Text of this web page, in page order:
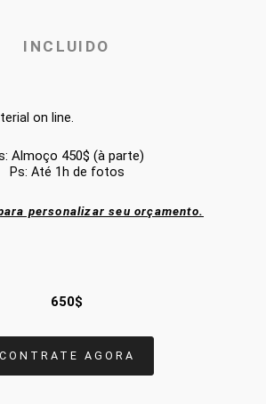
INCLUIDO
on line.
Almoço 450$ (à parte)
Ps: Até 1h de fotos
personalizar seu orçamento.
650$
CONTRATE AGORA